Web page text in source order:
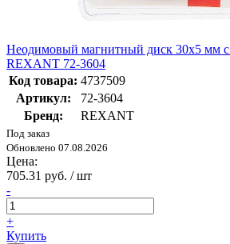
Неодимовый магнитный диск 30х5 мм с
REXANT 72-3604
Код товара: 4737509
Артикул:
72-3604
Бренд:
REXANT
Под заказ
Обновлено 07.08.2026
Цена:
705.31 руб. / шт
-
+
Купить